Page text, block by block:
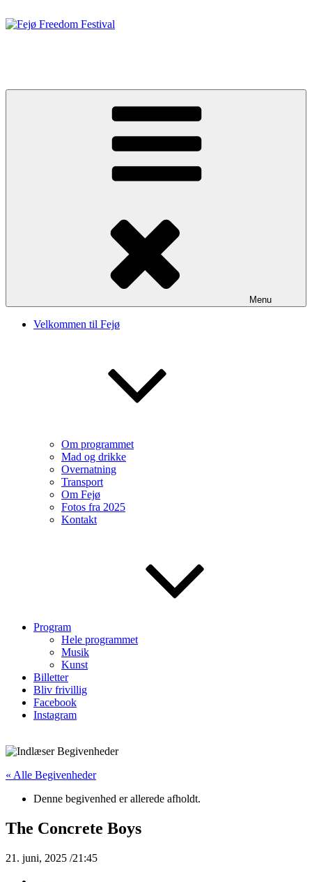
til
Menu
Velkommen til Fejø
Om programmet
Mad og drikke
Overnatning
Transport
Om Fejø
Fotos fra 2025
Kontakt
Program
Hele programmet
Musik
Kunst
Billetter
Bliv frivillig
Facebook
Instagram
« Alle Begivenheder
Denne begivenhed er allerede afholdt.
The Concrete Boys
21. juni, 2025 /21:45